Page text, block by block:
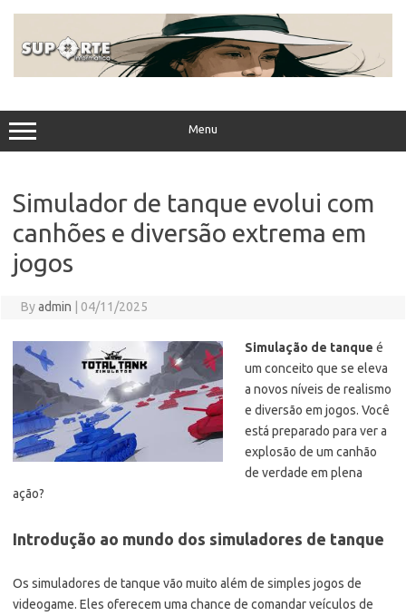
Menu
Simulador de tanque evolui com
canhões e diversão extrema em
jogos
Byadmin 04/11/2025
Simulação de tanque é
um conceito que se eleva
a novos níveis de realismo
e diversão em jogos. Você
está preparado para ver a
explosão de um canhão
de verdade em plena
ação?
Introdução ao mundo dos simuladores de tanque
Os simuladores de tanque vão muito além de simples jogos de
videogame. Eles oferecem uma chance de comandar veículos de